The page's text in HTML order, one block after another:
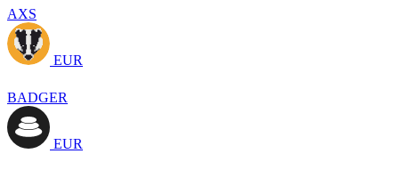
AXS
EUR
BADGER
EUR